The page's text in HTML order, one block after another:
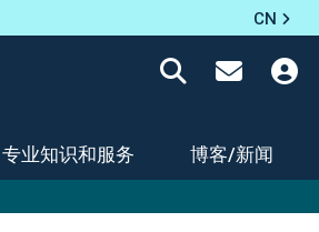
CN
专业知识和服务 博客/新闻